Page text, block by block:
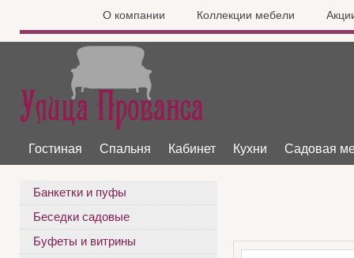
О компании Коллекции мебели
Гостиная Спальня Кабинет Кухни Садовая
Банкетки и пуфы
Беседки садовые
Буфеты и витрины